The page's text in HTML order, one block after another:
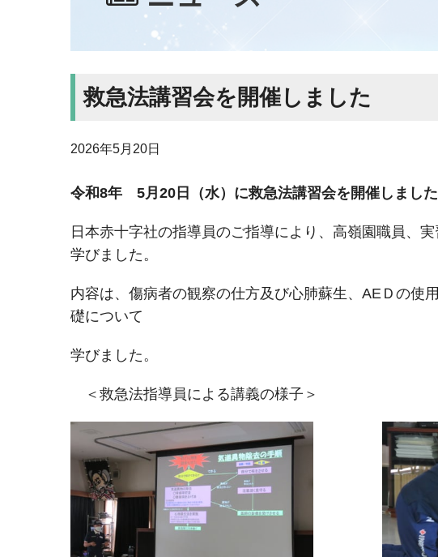
救急法講習会を開催しました
2026年5月20日
令和8年 5月20日（水）に救急法講習会を開催しました
日本赤十字社の指導員のご指導により、高嶺園職員、
学びました。
内容は、傷病者の観察の仕方及び心肺蘇生、AEＤの使
礎について
学びました。
＜救急法指導員による講義の様子＞